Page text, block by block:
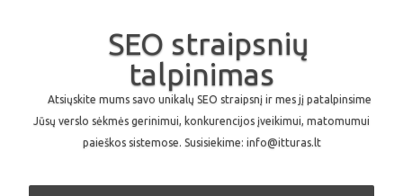
SEO straipsnių
talpinimas
Atsiųskite mums savo unikalų SEO straipsnį ir mes jį patalpinsime
Jūsų verslo sėkmės gerinimui, konkurencijos įveikimui, matomumui
paieškos sistemose. Susisiekime: info@itturas.lt
Skip to content